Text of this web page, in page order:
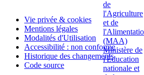
Vie privée & cookies
Mentions légales
Modalités d'Utilisation
Accessibilité : non conforme
Historique des changements
Code source